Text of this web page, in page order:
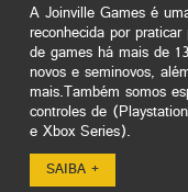
A Joinville Games é
reconhecida por
de games há mais de
novos e seminovos,
mais.Também somos
controles de
e Xbox Series).
SAIBA +